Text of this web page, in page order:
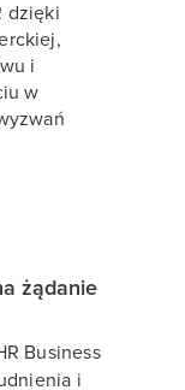
dzięki
i
w
żądanie
Business
i